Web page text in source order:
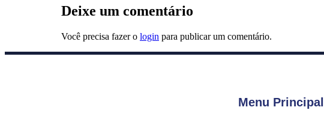
Deixe um comentário
Você precisa fazer o login para publicar um comentário.
Menu Principal